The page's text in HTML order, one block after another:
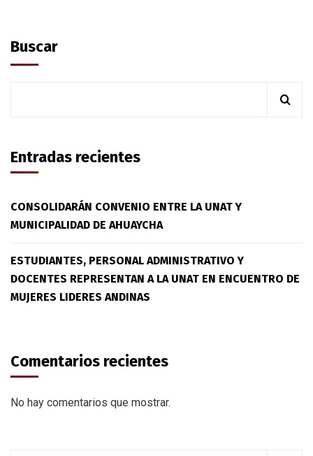
Buscar
Entradas recientes
CONSOLIDARÁN CONVENIO ENTRE LA UNAT Y
MUNICIPALIDAD DE AHUAYCHA
ESTUDIANTES, PERSONAL ADMINISTRATIVO Y
DOCENTES REPRESENTAN A LA UNAT EN ENCUENTRO DE
MUJERES LIDERES ANDINAS
Comentarios recientes
No hay comentarios que mostrar.